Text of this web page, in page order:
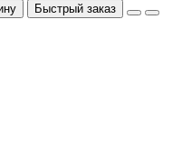
Быстрый заказ